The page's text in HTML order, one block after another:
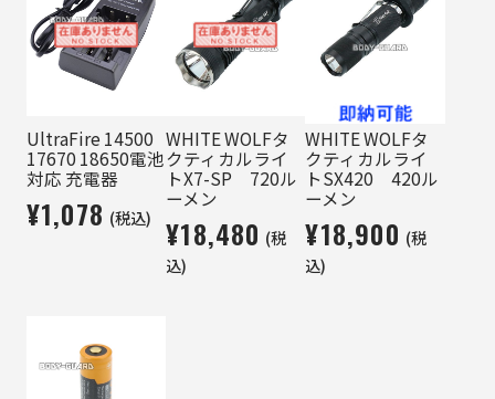
UltraFire 14500
17670 18650電池
対応 充電器
¥1,078 (税込)
WHITE WOLFタ
クティカルライ
トX7-SP 720ル
ーメン
¥18,480 (税
込)
WHITE WOLFタ
クティカルライ
トSX420 420ル
ーメン
¥18,900 (税
込)